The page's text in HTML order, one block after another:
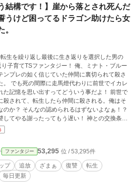
構です！】崖から落とされ死んだ
うけど困ってるドラゴン助けたら女
。
生を繰り返し最後に生き返りを選択した男の
TSファンタジー！ 俺、ミナト・ブルー
ンプレの如く信じていた仲間に裏切られて殺さ
。 でも死の間際に走馬燈代わりに前世でイカレ
た記憶を思い出すってどういう事だよ！ 前世で
殺されて、転生したら仲間に殺される。俺はそ
のか？ そんなの認められるはずないよなぁ！？
る謝ったってもう遅い！ 神との交換条件
せず生き返ったミナトは自分を殺した奴等に復
だった。 それにより不思議な力（と娘）を手に
生は想定外の方向へ大きく動き出す。 復讐を果
て大切なものを守る為、ミナト最後の人生が今
字数の都合上各サイトによりタイトルが微妙に
ファンタジー 53,295 位 / 53,295件
プ 追放 ざまぁ 復讐
転生
毎日更新